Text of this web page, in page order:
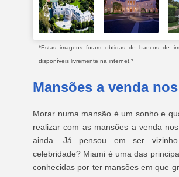
*Estas imagens foram obtidas de bancos de
disponíveis livremente na internet.*
Mansões a venda
Morar numa mansão é um sonho e
realizar com as mansões a venda
ainda. Já pensou em ser
celebridade? Miami é uma das
conhecidas por ter mansões em que